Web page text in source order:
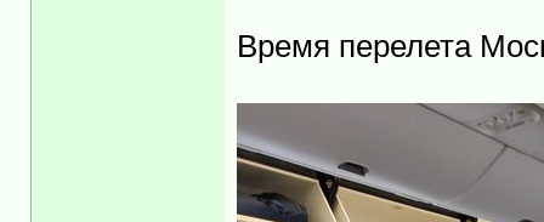
Время перелета